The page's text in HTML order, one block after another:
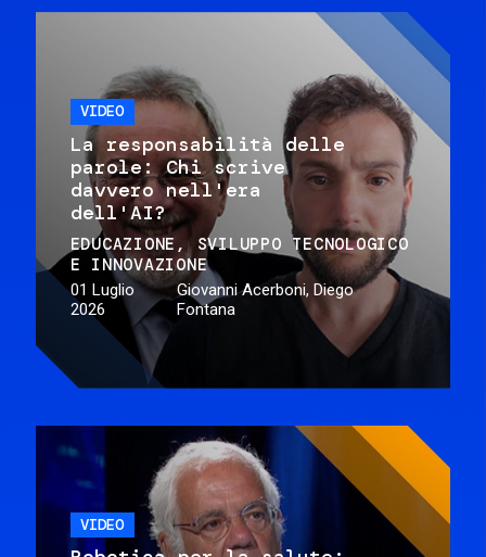
VIDEO
La responsabilità delle
parole: Chi scrive
davvero nell'era
dell'AI?
EDUCAZIONE
SVILUPPO TECNOLOGICO
E INNOVAZIONE
01 Luglio
2026
Giovanni Acerboni, Diego
Fontana
VIDEO